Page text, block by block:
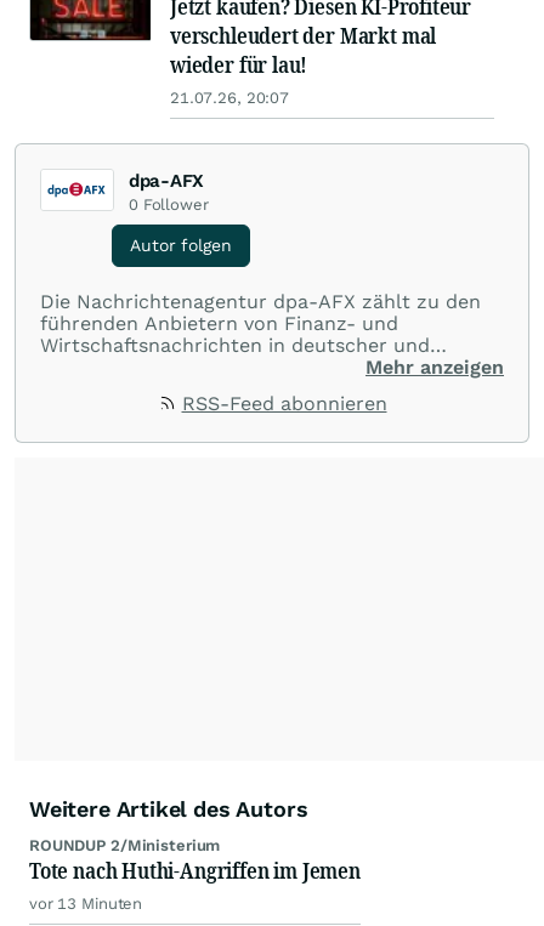
Jetzt kaufen? Diesen KI-Profiteur
verschleudert der Markt mal
wieder für lau!
21.07.26, 20:07
dpa-AFX
0 Follower
Autor folgen
Die Nachrichtenagentur dpa-AFX zählt zu den
führenden Anbietern von Finanz- und
Wirtschaftsnachrichten in deutscher und
englischer Sprache. Gestützt auf ein
dpa-AFX unabhängig, zuverlässig und schnell
Mehr anzeigen
RSS-Feed abonnieren
Weitere Artikel des Autors
ROUNDUP 2/Ministerium
Tote nach Huthi-Angriffen im Jemen
vor 13 Minuten